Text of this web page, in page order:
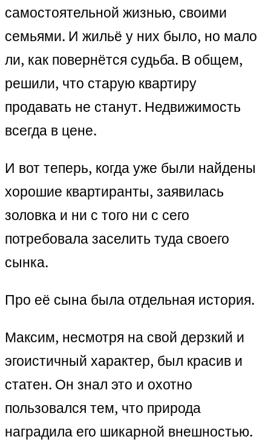
самостоятельной жизнью, своими
семьями. И жильё у них было, но мало
ли, как повернётся судьба. В общем,
решили, что старую квартиру
продавать не станут. Недвижимость
всегда в цене.
И вот теперь, когда уже были найдены
хорошие квартиранты, заявилась
золовка и ни с того ни с сего
потребовала заселить туда своего
сынка.
Про её сына была отдельная история.
Максим, несмотря на свой дерзкий и
эгоистичный характер, был красив и
статен. Он знал это и охотно
пользовался тем, что природа
наградила его шикарной внешностью.